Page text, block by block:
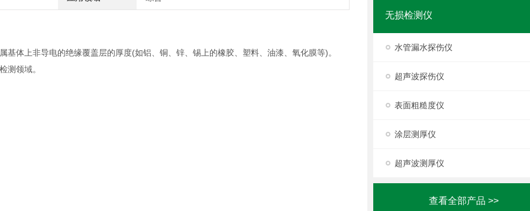
无损检测仪
水管漏水探伤仪
超声波探伤仪
表面粗糙度仪
涂层测厚仪
超声波测厚仪
查看全部产品 >>
体上非导电的绝缘覆盖层的厚度(如铝、铜、锌、锡上的橡胶、塑料、油漆、氧化膜等)。
测领域。